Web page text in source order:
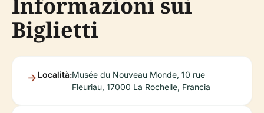
Biglietti
Località:Musée du Nouveau Monde, 10 rue
Fleuriau, 17000 La Rochelle, Francia